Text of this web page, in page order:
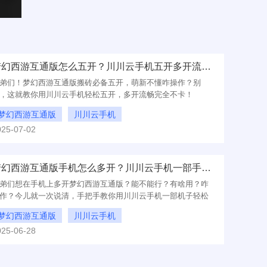
梦幻西游互通版怎么五开？川川云手机五开多开流畅不卡顿
们！梦幻西游互通版搬砖必备五开，萌新不懂咋操作？别
这就教你用川川云手机轻松五开，多开流畅完全不卡！
幻西游互通版
川川云手机
是梦幻西游互通版五开
07-02
梦幻西游互通版手机怎么多开？川川云手机一部手机多开教程
们想在手机上多开梦幻西游互通版？能不能行？有啥用？咋
？今儿就一次说清，手把手教你用川川云手机一部机子轻松
！
幻西游互通版
川川云手机
幻西游互通版手机多开
06-28